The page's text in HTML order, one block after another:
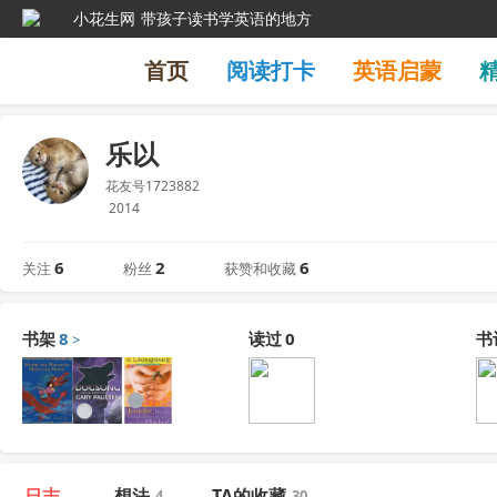
小花生网 带孩子读书学英语的地方
首页 阅读打卡 英语启蒙
乐以
花友号1723882
2014
关注 6 粉丝 2 获赞和收藏6
书架8 > 读过0 书